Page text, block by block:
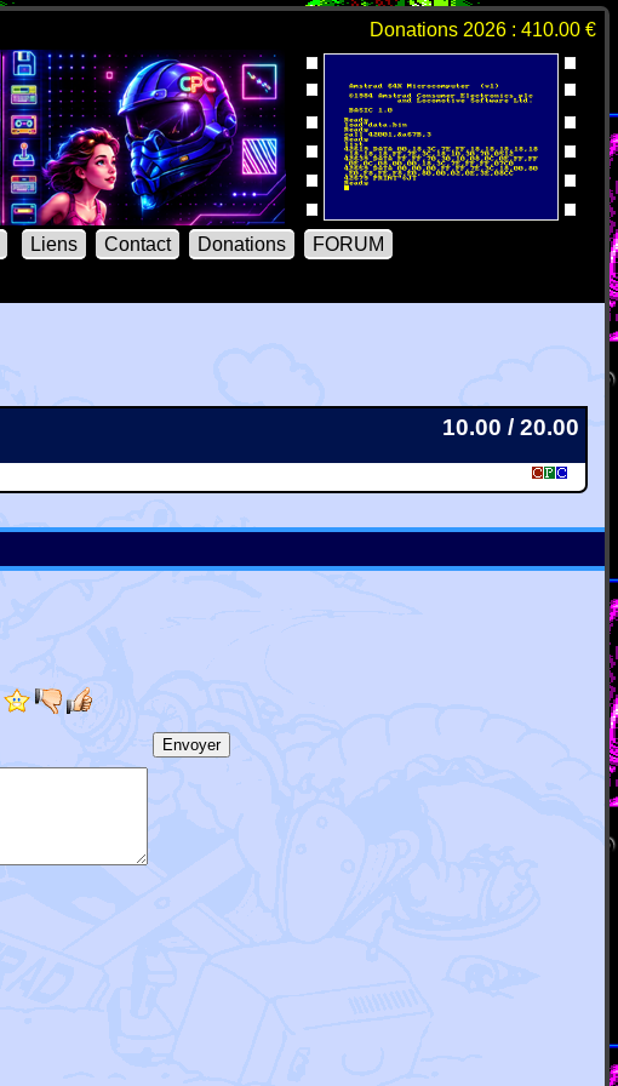
Donations 2026 : 410.00 €
Liens Contact Donations
FORUM
10.00 / 20.00